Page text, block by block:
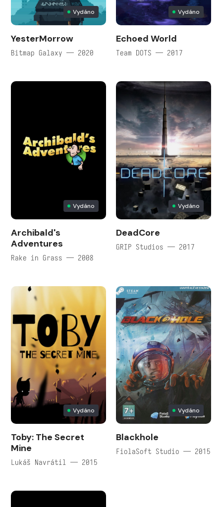
Vydáno
YesterMorrow
Bitmap Galaxy — 2020
Vydáno
Echoed World
Team DOTS — 2017
Vydáno
Archibald's
Adventures
Rake in Grass — 2008
Vydáno
DeadCore
GRIP Studios — 2017
Vydáno
Toby: The Secret
Mine
Lukáš Navrátil — 2015
Vydáno
Blackhole
FiolaSoft Studio — 2015